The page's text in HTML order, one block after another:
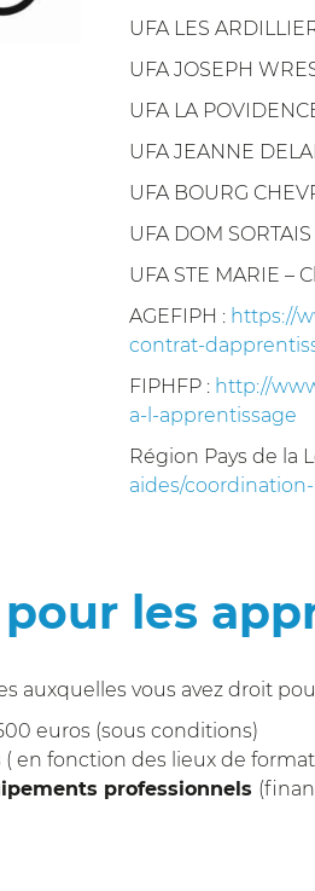
UFA LES
UFA JOSEPH
UFA LA
UFA JEANNE
UFA BOURG
UFA DOM SORTAIS
UFA STE MARIE –
AGEFIPH : https://
contrat-
FIPHFP : http://
a-l-apprentissage
Région Pays de la
aides/
pour les
auxquelles vous avez droit
euros (sous conditions)
( en fonction des lieux de
professionnels